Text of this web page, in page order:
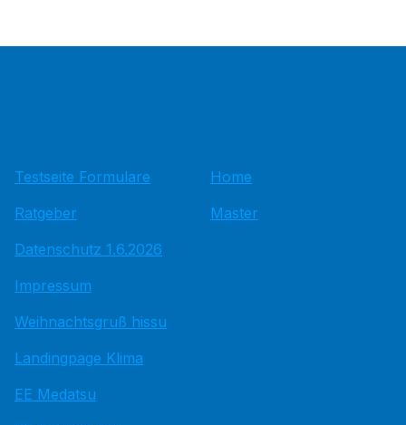
Testseite Formulare
Ratgeber
Datenschutz 1.6.2026
Impressum
Weihnachtsgruß hissu
Landingpage Klima
EE Medatsu
Home
Master